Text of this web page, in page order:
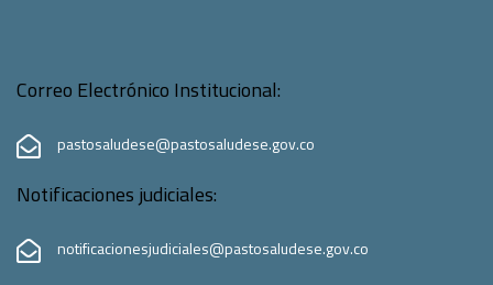
Correo Electrónico Institucional:
pastosaludese@pastosaludese.gov.co
Notificaciones judiciales:
notificacionesjudiciales@pastosaludese.gov.co